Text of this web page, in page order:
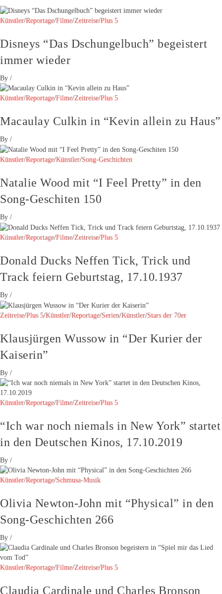
Künstler/Reportage/Filme/Zeitreise/Plus 5
Disneys “Das Dschungelbuch” begeistert
immer wieder
By /
Künstler/Reportage/Filme/Zeitreise/Plus 5
Macaulay Culkin in “Kevin allein zu Haus”
By /
Künstler/Reportage/Künstler/Song-Geschichten
Natalie Wood mit “I Feel Pretty” in den
Song-Geschiten 150
By /
Künstler/Reportage/Filme/Zeitreise/Plus 5
Donald Ducks Neffen Tick, Trick und
Track feiern Geburtstag, 17.10.1937
By /
Zeitreise/Plus 5/Künstler/Reportage/Serien/Künstler/Stars der 70er
Klausjürgen Wussow in “Der Kurier der
Kaiserin”
By /
Künstler/Reportage/Filme/Zeitreise/Plus 5
“Ich war noch niemals in New York” startet
in den Deutschen Kinos, 17.10.2019
By /
Künstler/Reportage/Schmusa-Musik
Olivia Newton-John mit “Physical” in den
Song-Geschichten 266
By /
Künstler/Reportage/Filme/Zeitreise/Plus 5
Claudia Cardinale und Charles Bronson